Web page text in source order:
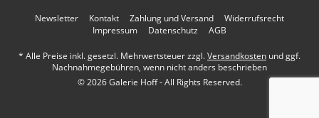
Newsletter Kontakt Zahlung und Versand
Widerrufsrecht
Impressum
Datenschutz AGB
* Alle Preise inkl. gesetzl. Mehrwertsteuer zzgl.Versandkosten und ggf.
Nachnahmegebühren, wenn nicht anders beschrieben
© 2026 Galerie Hoff - All Rights Reserved.